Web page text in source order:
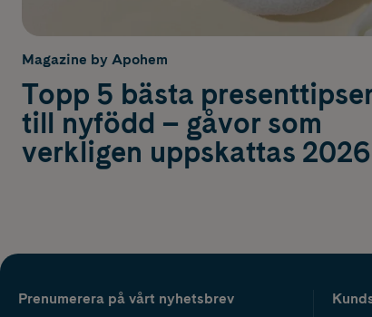
Magazine by Apohem
Topp 5 bästa
till nyfödd – gåvor som
verkligen uppskattas 2026
Prenumerera på vårt nyhetsbrev